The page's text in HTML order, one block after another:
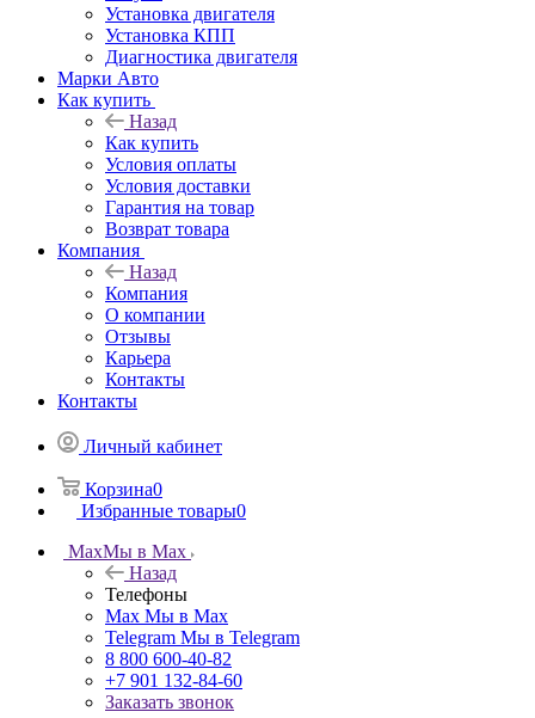
Установка двигателя
Установка КПП
Диагностика двигателя
Марки Авто
Как купить
Назад
Как купить
Условия оплаты
Условия доставки
Гарантия на товар
Возврат товара
Компания
Назад
Компания
О компании
Отзывы
Карьера
Контакты
Контакты
Личный кабинет
Корзина0
Избранные товары0
MaxМы в Max
Назад
Телефоны
Max Мы в Max
Telegram Мы в Telegram
8 800 600-40-82
+7 901 132-84-60
Заказать звонок